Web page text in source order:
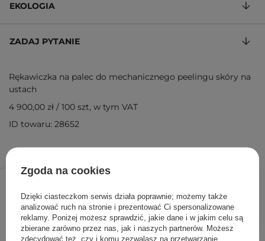
49,00 zł /szt.
DODAJ DO KOSZYKA
EKOLOGIA
ZADAJ PYTANIE
Rękawiczka na palec do mechanicznego peelingu skóry na
ustach
4 900,00 zł / 100 szt, w tym VAT
ID towaru: 28652
Zgoda na cookies
Dzięki ciasteczkom serwis działa poprawnie; możemy także
analizować ruch na stronie i prezentować Ci spersonalizowane
reklamy. Poniżej możesz sprawdzić, jakie dane i w jakim celu są
zbierane zarówno przez nas, jak i naszych partnerów. Możesz
zdecydować też, czy i komu zezwalasz na przetwarzanie